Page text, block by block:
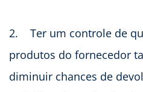
2. Ter um controle de
produtos do fornecedor
diminuir chances de